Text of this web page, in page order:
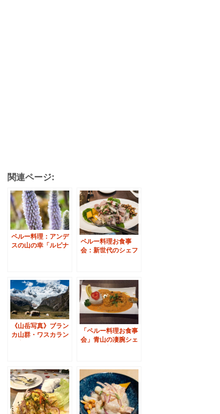
関連ページ:
ペルー料理：アンデ
スの山の幸「ルピナ
ペルー料理お食事
会：新世代のシェフ
《山岳写真》ブラン
カ山群・ワスカラン
「ペルー料理お食事
会」青山の凄腕シェ